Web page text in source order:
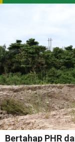
Bertahap PHR